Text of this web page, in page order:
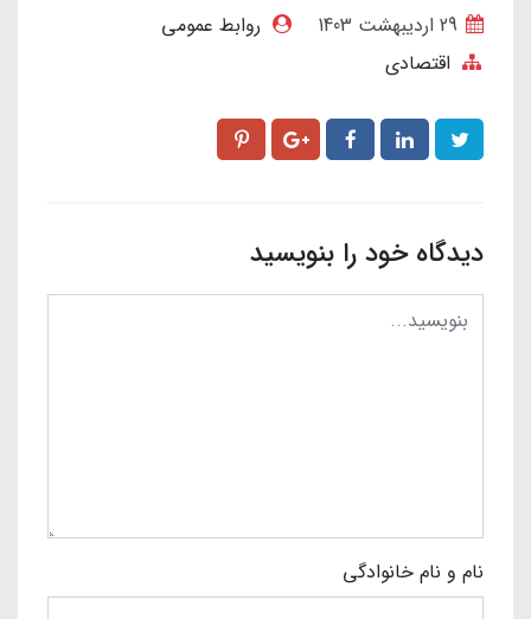
روابط عمومی
اقتصادی
دیدگاه خود را بنویسید
نام و نام خانوادگی